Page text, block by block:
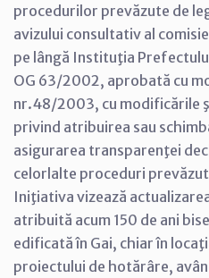
procedurilor prevăzute de
avizului consultativ al
pe lângă Instituţia
OG 63/2002, aprobată cu
nr.48/2003, cu modificările
privind atribuirea sau
asigurarea transparenţei
celorlalte proceduri
Iniţiativa vizează
atribuită acum 150 de ani
edificată în Gai, chiar în
proiectului de hotărâre,